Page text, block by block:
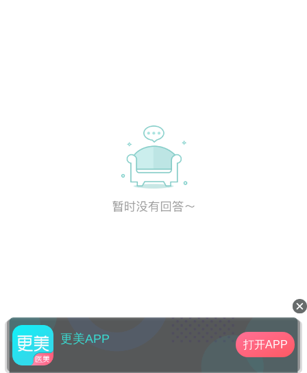
更美APP 打开APP